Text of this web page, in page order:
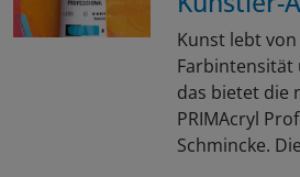
Kunst lebt
Farbintensität
das bietet die
PRIMAcryl
Schmincke.